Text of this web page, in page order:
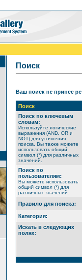
Поиск
Ваш поиск не принес
Поиск
Поиск по ключевым
словам:
Используйте логические
выражения (AND, OR и
NOT) для уточнения
поиска. Вы также можете
использовать общий
символ (*) для различных
значений.
Поиск по
пользователям:
Вы можете использовать
общий символ (*) для
различных значений.
Правило для поиска:
Категория:
Искать в следующих
полях: